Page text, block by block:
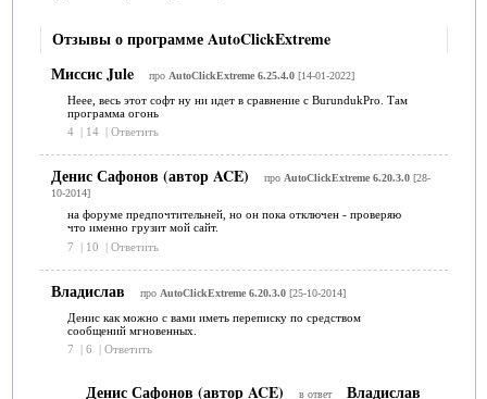
Отзывы о программе AutoClickExtreme
Миссис Jule
про AutoClickExtreme 6.25.4.0[14-01-2022]
Неее, весь этот софт ну ни идет в сравнение с BurundukPro. Там
программа огонь
4
14 Ответить
Денис Сафонов (автор ACE) про AutoClickExtreme 6.20.3.0[28-
10-2014]
на форуме предпочтительней, но он пока отключен - проверяю
что именно грузит мой сайт.
7
| 10 | Ответить
Владислав про AutoClickExtreme 6.20.3.0[25-10-2014]
Денис как можно с вами иметь переписку по средством
сообщений мгновенных.
7
6 Ответить
Денис Сафонов (автор ACE) в ответ Владислав